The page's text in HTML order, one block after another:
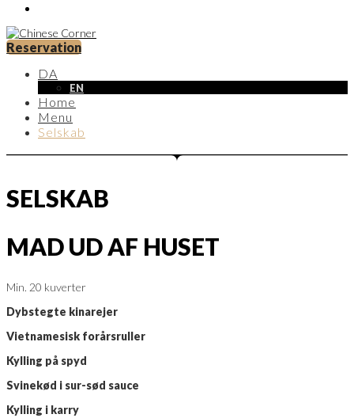
Reservation
DA
EN
Home
Menu
Selskab
SELSKAB
MAD UD AF HUSET
Min. 20 kuverter
Dybstegte kinarejer
Vietnamesisk forårsruller
Kylling på spyd
Svinekød i sur-sød sauce
Kylling i karry